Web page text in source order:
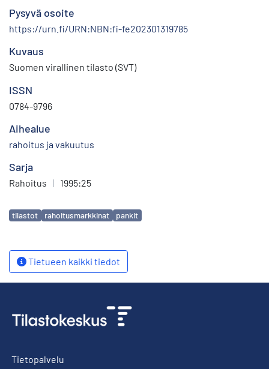
Pysyvä osoite
https://urn.fi/URN:NBN:fi-fe202301319785
Kuvaus
Suomen virallinen tilasto (SVT)
ISSN
0784-9796
Aihealue
rahoitus ja vakuutus
Sarja
Rahoitus | 1995:25
Avainsanat
tilastot rahoitusmarkkinat pankit
Tietueen kaikki tiedot
Tietopalvelu